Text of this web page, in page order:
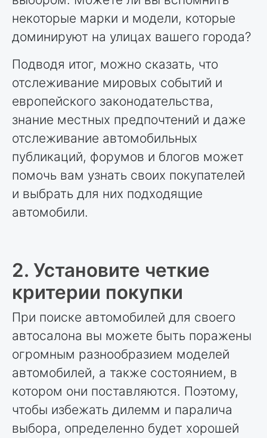
некоторые марки и модели, которые
доминируют на улицах вашего города?
Подводя итог, можно сказать, что
отслеживание мировых событий и
европейского законодательства,
знание местных предпочтений и даже
отслеживание автомобильных
публикаций, форумов и блогов может
помочь вам узнать своих покупателей
и выбрать для них подходящие
автомобили.
2. Установите четкие
критерии покупки
При поиске автомобилей для своего
автосалона вы можете быть поражены
огромным разнообразием моделей
автомобилей, а также состоянием, в
котором они поставляются. Поэтому,
чтобы избежать дилемм и паралича
выбора, определенно будет хорошей